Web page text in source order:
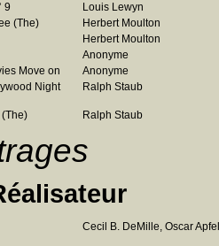
9
Louis Lewyn
(The)
Herbert Moulton
Herbert Moulton
Anonyme
Move on
Anonyme
Night
Ralph Staub
Ralph Staub
Cecil B. DeMille, Oscar Apfel